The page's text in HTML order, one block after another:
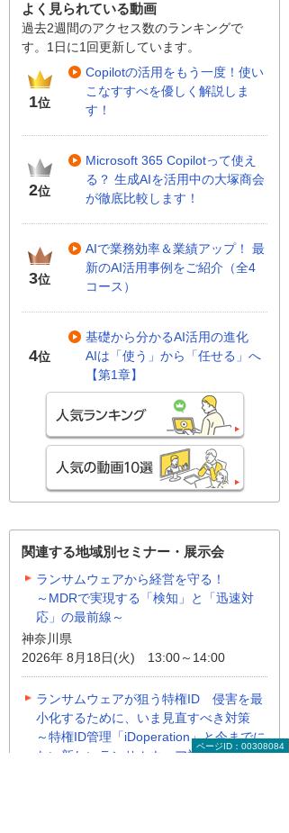
よく見られている動画
過去2週間のアクセス数のランキングで
す。1日に1回更新しています。
1位
Copilotの活用をもう一度！使い
こなすすべを優しく解説しま
す！
2位
Microsoft 365 Copilotって使え
る？ 生成AIを活用中の大塚商会
が徹底比較します！
3位
AIで業務効率＆業績アップ！ 最
新のAI活用事例をご紹介（全4
コース）
4位
基礎から分かるAI活用の進化
AIは「使う」から「任せる」へ
【第1章】
関連する地域別セミナー・展示会
ランサムウェアから経営を守る！
～MDRで実現する「検知」と「迅速対
応」の最前線～
神奈川県
2026年 8月18日(火) 13:00～14:00
ランサムウェアが狙う特権ID 侵害を最
小化するために、いま見直すべき対策
～特権ID管理「iDoperation」と今までに
ない新しいランサムウェア対策
ページID：00308084